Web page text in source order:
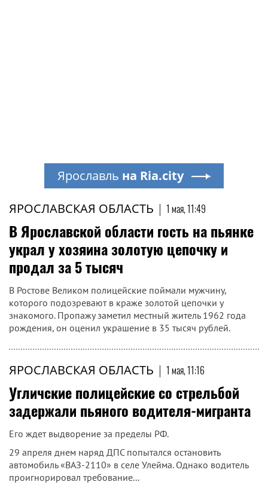
ЯРОСЛАВСКАЯ ОБЛАСТЬ | 1 мая, 11:49
В Ярославской области гость на пьянке
украл у хозяина золотую цепочку и
продал за 5 тысяч
В Ростове Великом полицейские поймали мужчину,
которого подозревают в краже золотой цепочки у
знакомого. Пропажу заметил местный житель 1962 года
рождения, он оценил украшение в 35 тысяч рублей.
ЯРОСЛАВСКАЯ ОБЛАСТЬ | 1 мая, 11:16
Угличские полицейские со стрельбой
задержали пьяного водителя-мигранта
Его ждет выдворение за пределы РФ.
29 апреля днем наряд ДПС попытался остановить
автомобиль «ВАЗ-2110» в селе Улейма. Однако водитель
проигнорировал требование...
Ярославль на Ria.city